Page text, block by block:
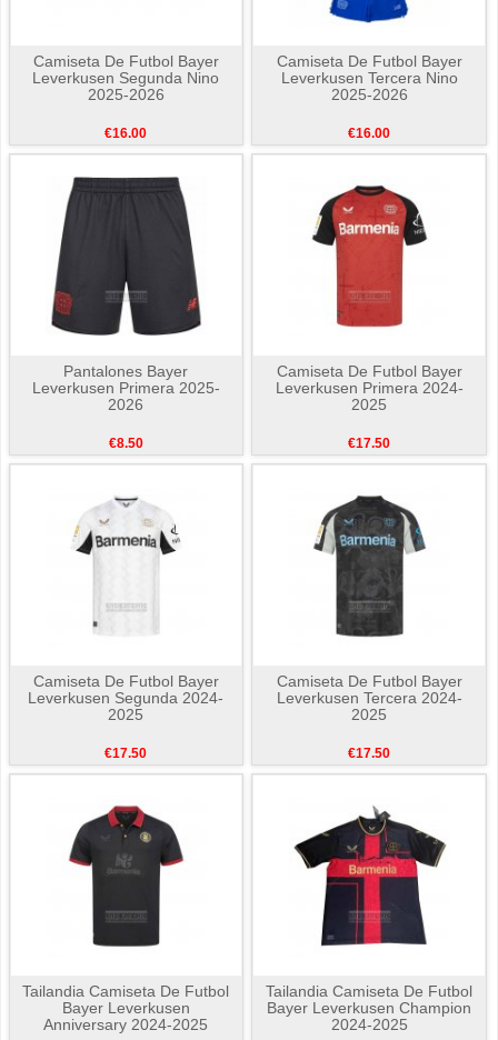
Camiseta De Futbol Bayer
Leverkusen Segunda Nino
2025-2026
€16.00
Camiseta De Futbol Bayer
Leverkusen Tercera Nino
2025-2026
€16.00
Pantalones Bayer
Leverkusen Primera 2025-
2026
€8.50
Camiseta De Futbol Bayer
Leverkusen Primera 2024-
2025
€17.50
Camiseta De Futbol Bayer
Leverkusen Segunda 2024-
2025
€17.50
Camiseta De Futbol Bayer
Leverkusen Tercera 2024-
2025
€17.50
Tailandia Camiseta De Futbol
Bayer Leverkusen
Anniversary 2024-2025
Tailandia Camiseta De Futbol
Bayer Leverkusen Champion
2024-2025